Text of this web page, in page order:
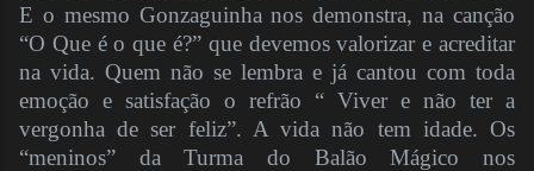
E o mesmo Gonzaguinha nos demonstra, na canção
“O Que é o que é?” que devemos valorizar e acreditar
na vida. Quem não se lembra e já cantou com toda
emoção e satisfação o refrão “ Viver e não ter a
vergonha de ser feliz”. A vida não tem idade. Os
“meninos” da Turma do Balão Mágico nos